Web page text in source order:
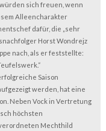
sich freuen, wenn
Alleencharakter
dafür, die „sehr
Horst Wondrejz
nach, als er feststellte:
Saison
werden, hat eine
Neben Vock in Vertretung
höchsten
Mechthild